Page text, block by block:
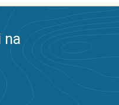
na